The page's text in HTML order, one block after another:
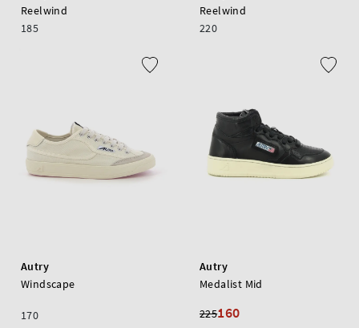
Reelwind
185
Reelwind
220
Autry
Windscape
170
Autry
Medalist Mid
225160